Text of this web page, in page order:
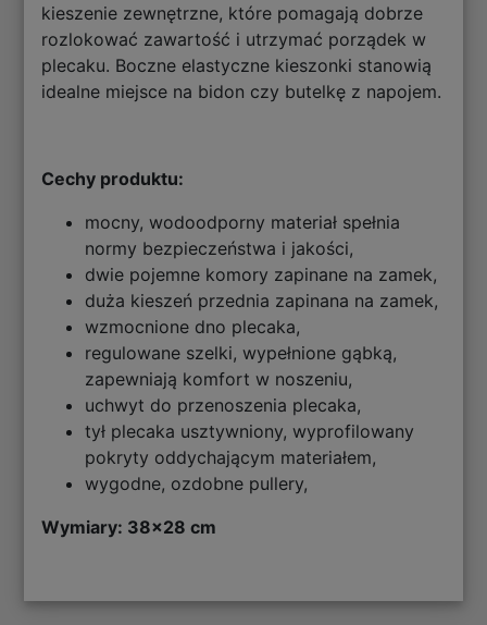
kieszenie zewnętrzne, które pomagają dobrze
rozlokować zawartość i utrzymać porządek w
plecaku. Boczne elastyczne kieszonki stanowią
idealne miejsce na bidon czy butelkę z napojem.
Cechy produktu:
mocny, wodoodporny materiał spełnia
normy bezpieczeństwa i jakości,
dwie pojemne komory zapinane na zamek,
duża kieszeń przednia zapinana na zamek,
wzmocnione dno plecaka,
regulowane szelki, wypełnione gąbką,
zapewniają komfort w noszeniu,
uchwyt do przenoszenia plecaka,
tył plecaka usztywniony, wyprofilowany
pokryty oddychającym materiałem,
wygodne, ozdobne pullery,
Wymiary: 38x28 cm